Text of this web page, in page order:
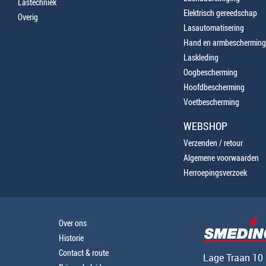
Overig
Elektrisch gereedschap
Lasautomatisering
Hand en armbescherming
Laskleding
Oogbescherming
Hoofdbescherming
Voetbescherming
WEBSHOP
Verzenden / retour
Algemene voorwaarden
Herroepingsverzoek
Over ons
Historie
Contact & route
Lage Traan 10